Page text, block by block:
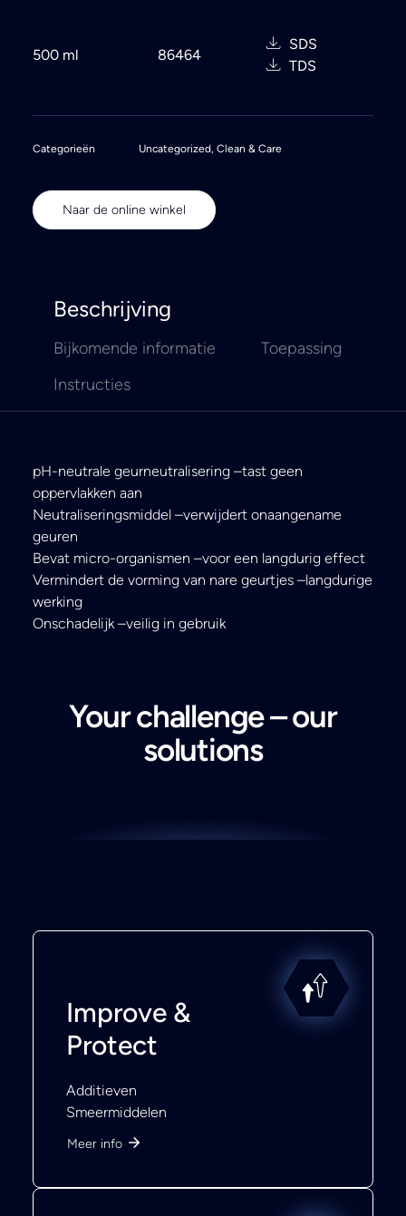
500 ml 86464
SDS
TDS
Categorieën Uncategorized, Clean & Care
Naar de online winkel
Beschrijving
Bijkomende informatie
Toepassing
Instructies
pH-neutrale geurneutralisering –tast geen
oppervlakken aan
Neutraliseringsmiddel –verwijdert onaangename
geuren
Bevat micro-organismen –voor een langdurig effect
Vermindert de vorming van nare geurtjes –langdurige
werking
Onschadelijk –veilig in gebruik
Your challenge – our
solutions
Improve &
Protect
Additieven
Smeermiddelen
Meer info